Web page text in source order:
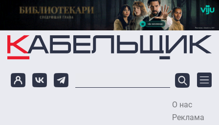
Перейти к основному содержанию
О нас
Реклама